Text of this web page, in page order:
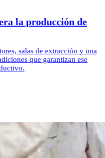
la producción de
salas de extracción y una
que garantizan ese